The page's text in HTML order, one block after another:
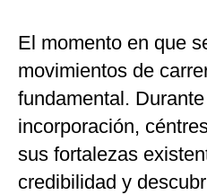
El momento en que
movimientos de
fundamental.
incorporación,
sus fortalezas
credibilidad y